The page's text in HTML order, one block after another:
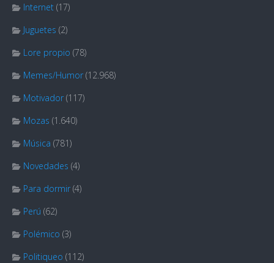
Internet (17)
Juguetes (2)
Lore propio (78)
Memes/Humor (12.968)
Motivador (117)
Mozas (1.640)
Música (781)
Novedades (4)
Para dormir (4)
Perú (62)
Polémico (3)
Politiqueo (112)